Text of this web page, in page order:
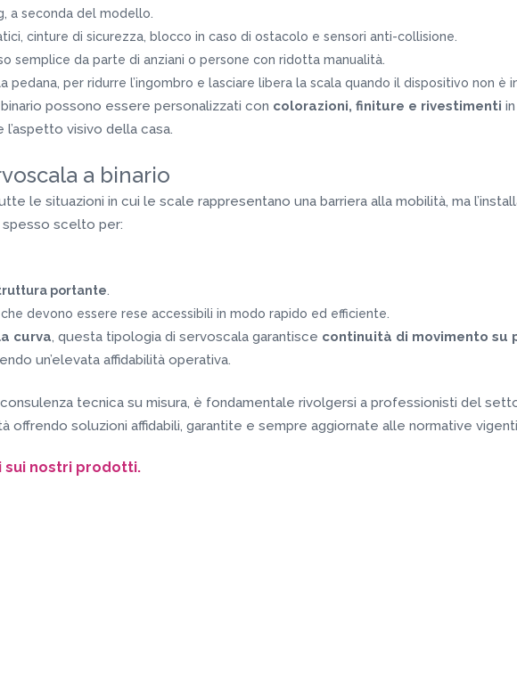
a seconda del modello.
cinture di sicurezza, blocco in caso di ostacolo e sensori anti-collisione.
semplice da parte di anziani o persone con ridotta manualità.
pedana, per ridurre l’ingombro e lasciare libera la scala quando il dispositivo non è
possono essere personalizzati con colorazioni, finiture e rivestimenti
visivo della casa.
a binario
le situazioni in cui le scale rappresentano una barriera alla mobilità, ma
spesso scelto per:
portante.
che devono essere rese accessibili in modo rapido ed efficiente.
curva, questa tipologia di servoscala garantisce continuità di movimento su
un’elevata affidabilità operativa.
tecnica su misura, è fondamentale rivolgersi a professionisti del
offrendo soluzioni affidabili, garantite e sempre aggiornate alle normative
sui nostri prodotti.